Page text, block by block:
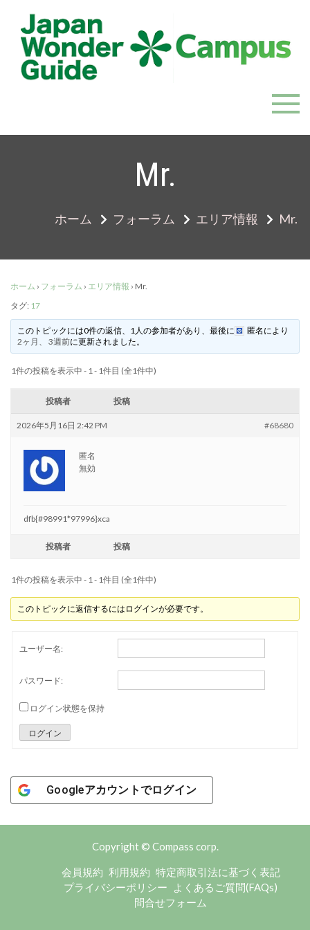
content
JapanWonderGuide Campus
「日本のガイドの質を世界一に」を目指すガイドコミ
Mr.
ホーム フォーラム エリア情報 Mr.
ホーム › フォーラム › エリア情報 › Mr.
タグ: 17
このトピックには0件の返信、1人の参加者があり、最後に 匿名 により
2ヶ月、 3週前に更新されました。
1件の投稿を表示中 - 1 - 1件目 (全1件中)
投稿者 投稿
2026年5月16日 2:42 PM #68680
匿名
無効
dfb{#98991*97996}xca
投稿者 投稿
1件の投稿を表示中 - 1 - 1件目 (全1件中)
このトピックに返信するにはログインが必要です。
ユーザー名:
パスワード:
ログイン状態を保持
ログイン
Googleアカウントでログイン
Copyright © Compass corp.
会員規約 利用規約 特定商取引法に基づく表記
プライバシーポリシー
よくあるご質問(FAQs)
問合せフォーム